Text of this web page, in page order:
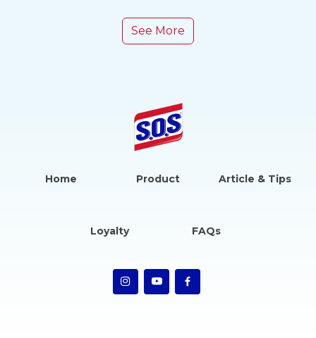
See More
Home Product Article & Tips
Loyalty FAQs